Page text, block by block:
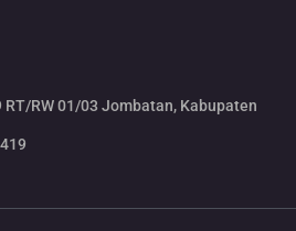
RW 01/03 Jombatan, Kabupaten